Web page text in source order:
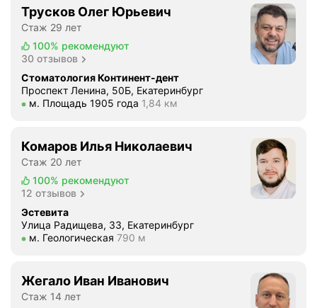
б
е
а
т
й
с
т
р
в
Трусков Олег Юрьевич
Стаж 29 лет
100% рекомендуют
30 отзывов
Стоматология Континент-дент
Проспект Ленина, 50Б, Екатеринбург
Метро м. Площадь 1905 года Расстояние 1,84 км
м. Площадь 1905 года 1,84 км
Комаров Илья Николаевич
Стаж 20 лет
100% рекомендуют
12 отзывов
Эстевита
Улица Радищева, 33, Екатеринбург
Метро м. Геологическая Расстояние 790 м
м. Геологическая 790 м
Жегало Иван Иванович
Стаж 14 лет